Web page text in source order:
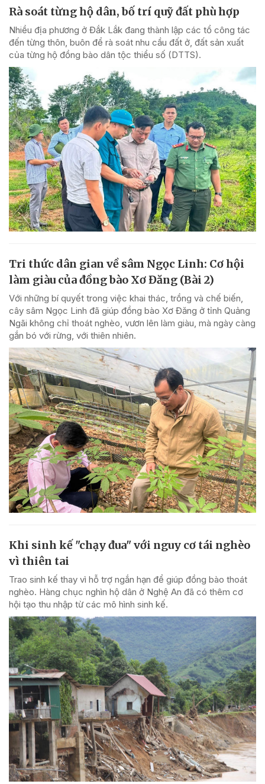
Rà soát từng hộ dân, bố trí quỹ đất phù hợp
Nhiều địa phương ở Đắk Lắk đang thành lập các tổ công tác
đến từng thôn, buôn để rà soát nhu cầu đất ở, đất sản xuất
của từng hộ đồng bào dân tộc thiểu số (DTTS).
Tri thức dân gian về sâm Ngọc Linh: Cơ hội
làm giàu của đồng bào Xơ Đăng (Bài 2)
Với những bí quyết trong việc khai thác, trồng và chế biến,
cây sâm Ngọc Linh đã giúp đồng bào Xơ Đăng ở tỉnh Quảng
Ngãi không chỉ thoát nghèo, vươn lên làm giàu, mà ngày càng
gắn bó với rừng, với thiên nhiên.
Khi sinh kế "chạy đua" với nguy cơ tái nghèo
vì thiên tai
Trao sinh kế thay vì hỗ trợ ngắn hạn để giúp đồng bào thoát
nghèo. Hàng chục nghìn hộ dân ở Nghệ An đã có thêm cơ
hội tạo thu nhập từ các mô hình sinh kế.